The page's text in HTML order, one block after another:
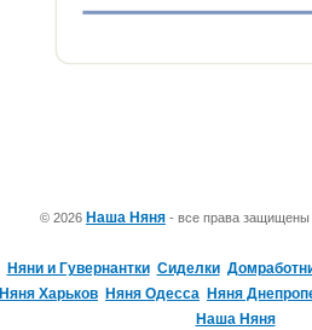
© 2026 Наша Няня - все права
Няни и Гувернантки Сиделки
Няня Харьков Няня Одесса Няня
Наша Няня